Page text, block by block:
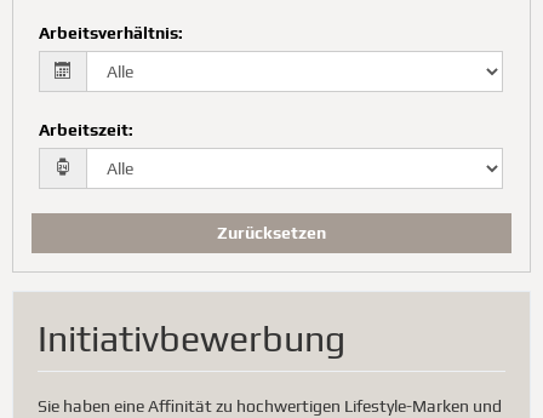
Arbeitsverhältnis:
Arbeitszeit:
Zurücksetzen
Initiativbewerbung
Sie haben eine Affinität zu hochwertigen Lifestyle-Marken und